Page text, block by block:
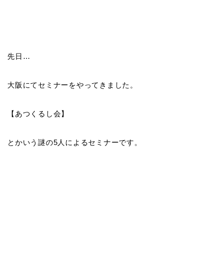
先日…
大阪にてセミナーをやってきました。
【あつくるし会】
とかいう謎の5人によるセミナーです。